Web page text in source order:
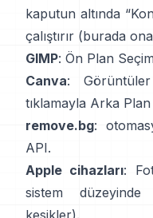
kaputun altında
çalıştırır (burada
GIMP: Ön Plan
Canva:
tıklamayla Arka Plan
remove.bg:
API.
Apple cihazları:
sistem düzeyinde
kesikler).